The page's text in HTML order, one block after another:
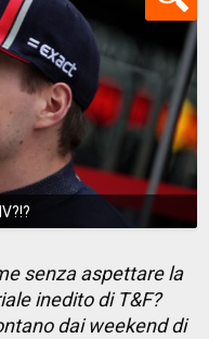
senza aspettare la
inedito di T&F?
dai weekend di